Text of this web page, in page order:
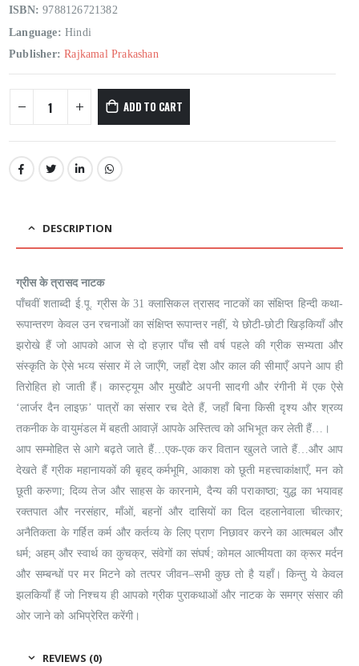
ISBN: 9788126721382
Language: Hindi
Publisher: Rajkamal Prakashan
ADD TO CART
DESCRIPTION
ग्रीस के त्रासद नाटक
पाँचवीं शताब्दी ई.पू. ग्रीस के 31 क्लासिकल त्रासद नाटकों का संक्षिप्त हिन्दी कथा-
रूपान्तरण केवल उन रचनाओं का संक्षिप्त रूपान्तर नहीं, ये छोटी-छोटी खिड़कियाँ और
झरोखे हैं जो आपको आज से दो हज़ार पाँच सौ वर्ष पहले की ग्रीक सभ्यता और
संस्कृति के ऐसे भव्य संसार में ले जाएँगे, जहाँ देश और काल की सीमाएँ अपने आप ही
तिरोहित हो जाती हैं। कास्ट्यूम और मुखौटे अपनी सादगी और रंगीनी में एक ऐसे
‘लार्जर दैन लाइफ़’ पात्रों का संसार रच देते हैं, जहाँ बिना किसी दृश्य और श्रव्य
तकनीक के वायुमंडल में बहती आवाज़ें आपके अस्तित्व को अभिभूत कर लेती हैं…।
आप सम्मोहित से आगे बढ़ते जाते हैं…एक-एक कर वितान खुलते जाते हैं…और आप
देखते हैं ग्रीक महानायकों की बृहद् कर्मभूमि, आकाश को छूती महत्त्वाकांक्षाएँ, मन को
छूती करुणा; दिव्य तेज और साहस के कारनामे, दैन्य की पराकाष्ठा; युद्ध का भयावह
रक्तपात और नरसंहार, माँओं, बहनों और दासियों का दिल दहलानेवाला चीत्कार;
अनैतिकता के गर्हित कर्म और कर्तव्य के लिए प्राण निछावर करने का आत्मबल और
धर्म; अहम् और स्वार्थ का कुचक्र, संवेगों का संघर्ष; कोमल आत्मीयता का क्रूर मर्दन
और सम्बन्धों पर मर मिटने को तत्पर जीवन–सभी कुछ तो है यहाँ। किन्तु ये केवल
झलकियाँ हैं जो निश्चय ही आपको ग्रीक पुराकथाओं और नाटक के समग्र संसार की
ओर जाने को अभिप्रेरित करेंगी।
REVIEWS (0)